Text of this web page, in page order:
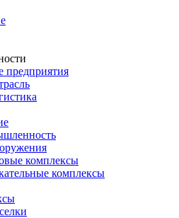
комплексы
комплексы